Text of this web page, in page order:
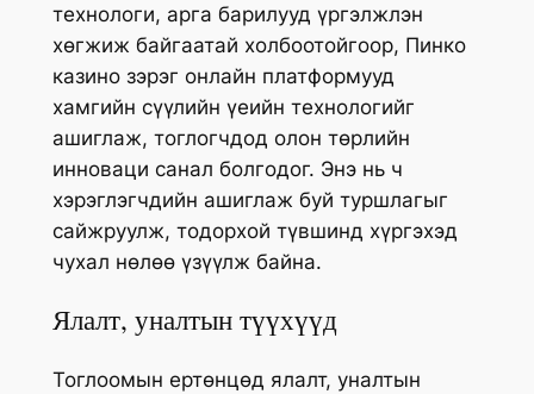
технологи, арга барилууд үргэлжлэн
хөгжиж байгаатай холбоотойгоор, Пинко
казино зэрэг онлайн платформууд
хамгийн сүүлийн үеийн технологийг
ашиглаж, тоглогчдод олон төрлийн
инноваци санал болгодог. Энэ нь ч
хэрэглэгчдийн ашиглаж буй туршлагыг
сайжруулж, тодорхой түвшинд хүргэхэд
чухал нөлөө үзүүлж байна.
Ялалт, уналтын түүхүүд
Тоглоомын ертөнцөд ялалт, уналтын